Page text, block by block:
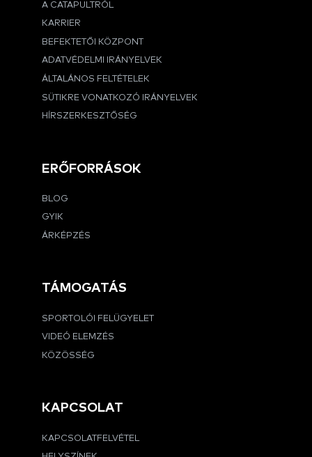
A CATAPULTRÓL
KARRIER
BEFEKTETŐI KÖZPONT
ADATVÉDELMI IRÁNYELVEK
ÁLTALÁNOS FELTÉTELEK
SÜTIKRE VONATKOZÓ IRÁNYELVEK
HÍRSZERKESZTŐSÉG
ERŐFORRÁSOK
BLOG
GYIK
ÁRKÉPZÉS
TÁMOGATÁS
SPORTOLÓI FELÜGYELET
VIDEÓ ELEMZÉS
KÖZÖSSÉG
KAPCSOLAT
KAPCSOLATFELVÉTEL